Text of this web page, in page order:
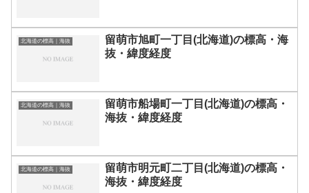
北海道の標高｜海抜
留萌市旭町一丁目(北海道)の標高・海
抜・緯度経度
北海道の標高｜海抜
留萌市船場町一丁目(北海道)の標高・
海抜・緯度経度
北海道の標高｜海抜
留萌市明元町二丁目(北海道)の標高・
海抜・緯度経度